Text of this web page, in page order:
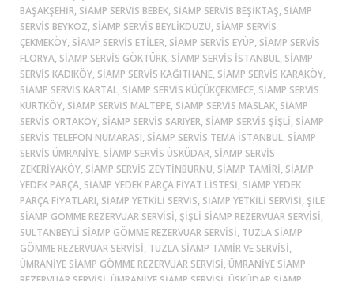
BAŞAKŞEHIR, SIAMP SERVIS BEBEK, SIAMP SERVIS BEŞIKTAŞ, SIAMP
SERVIS BEYKOZ, SIAMP SERVIS BEYLIKDÜZÜ, SIAMP SERVIS
ÇEKMEKÖY, SIAMP SERVIS ETILER, SIAMP SERVIS EYÜP, SIAMP SERVIS
FLORYA, SIAMP SERVIS GÖKTÜRK, SIAMP SERVIS ISTANBUL, SIAMP
SERVIS KADIKÖY, SIAMP SERVIS KAĞITHANE, SIAMP SERVIS KARAKÖY,
SIAMP SERVIS KARTAL, SIAMP SERVIS KÜÇÜKÇEKMECE, SIAMP SERVIS
KURTKÖY, SIAMP SERVIS MALTEPE, SIAMP SERVIS MASLAK, SIAMP
SERVIS ORTAKÖY, SIAMP SERVIS SARIYER, SIAMP SERVIS ŞIŞLI, SIAMP
SERVIS TELEFON NUMARASI, SIAMP SERVIS TEMA ISTANBUL, SIAMP
SERVIS ÜMRANIYE, SIAMP SERVIS ÜSKÜDAR, SIAMP SERVIS
ZEKERIYAKÖY, SIAMP SERVIS ZEYTINBURNU, SIAMP TAMIRI, SIAMP
YEDEK PARÇA, SIAMP YEDEK PARÇA FIYAT LISTESI, SIAMP YEDEK
PARÇA FIYATLARI, SIAMP YETKILI SERVIS, SIAMP YETKILI SERVISI, ŞİLE
SIAMP GÖMME REZERVUAR SERVISI, ŞIŞLI SIAMP REZERVUAR SERVISI,
SULTANBEYLİ SIAMP GÖMME REZERVUAR SERVISI, TUZLA SIAMP
GÖMME REZERVUAR SERVISI, TUZLA SIAMP TAMIR VE SERVISI,
ÜMRANIYE SIAMP GÖMME REZERVUAR SERVISI, ÜMRANIYE SIAMP